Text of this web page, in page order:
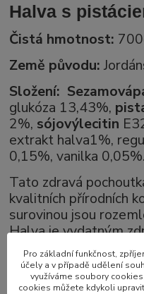
Halva s
Čistá hmotnost:
Země původu:
Složení: Sezamová
glukóza 13,43%,
2%, sójovýlecitin
extrakt halva1%,
0,15%, vanilka 0,05%.
Tato zdravá
kvalitních přírodních
surovinou jsou
Halva je vydatným
stopových prvků.
Pro základní funkčnost,
účely a v případě udělení
využíváme soubory
cookies můžete kdykoli